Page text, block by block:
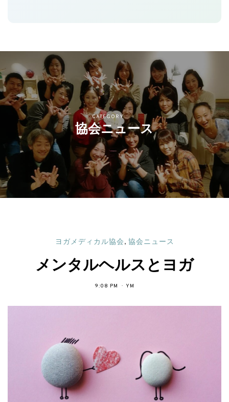
CATEGORY
協会ニュース
ヨガメディカル協会, 協会ニュース
メンタルヘルスとヨガ
9:08 PM YM